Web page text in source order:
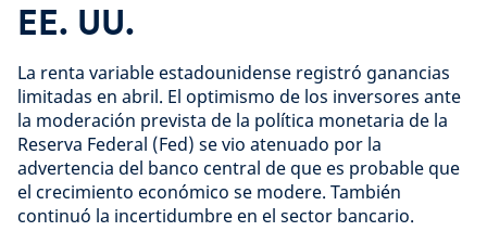
EE. UU.
La renta variable estadounidense registró ganancias
limitadas en abril. El optimismo de los inversores ante
la moderación prevista de la política monetaria de la
Reserva Federal (Fed) se vio atenuado por la
advertencia del banco central de que es probable que
el crecimiento económico se modere. También
continuó la incertidumbre en el sector bancario.